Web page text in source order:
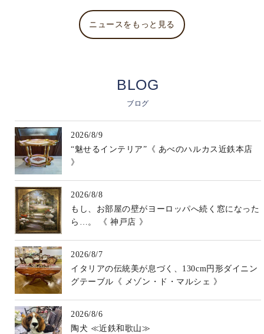
ニュースをもっと見る
BLOG
ブログ
2026/8/9
“魅せるインテリア”《 あべのハルカス近鉄本店
》
2026/8/8
もし、お部屋の壁がヨーロッパへ続く窓になった
ら…。 《 神戸店 》
2026/8/7
イタリアの伝統美が息づく、130cm円形ダイニン
グテーブル《 メゾン・ド・マルシェ 》
2026/8/6
陶犬 ≪近鉄和歌山≫